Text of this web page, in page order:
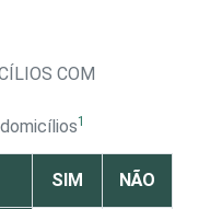
COM
1
SIM NÃO